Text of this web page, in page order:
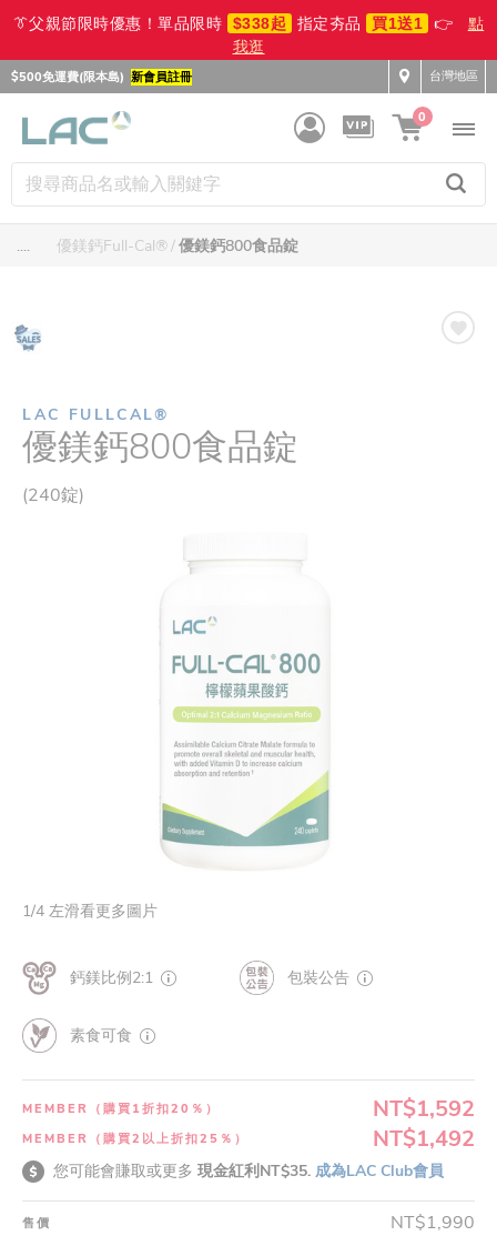
👔父親節限時優惠！單品限時 $338起 指定夯品 買1送1 👉
點
我逛
$500免運費(限本島) 新會員註冊 台灣地區
0
.... 優鎂鈣Full-Cal® 優鎂鈣800食品錠
LAC FULLCAL®
優鎂鈣800食品錠
(240錠)
1/4 左滑看更多圖片
鈣鎂比例2:1 包裝公告
素食可食
MEMBER（購買1折扣20％） NT$1,592
MEMBER（購買2以上折扣25％） NT$1,492
您可能會賺取或更多 現金紅利NT$35. 成為LAC Club會員
售價 NT$1,990